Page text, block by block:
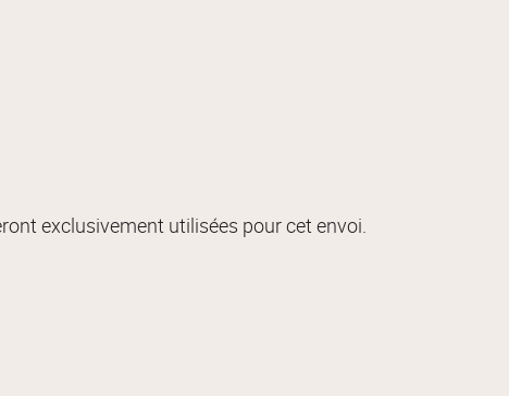
exclusivement utilisées pour cet envoi.